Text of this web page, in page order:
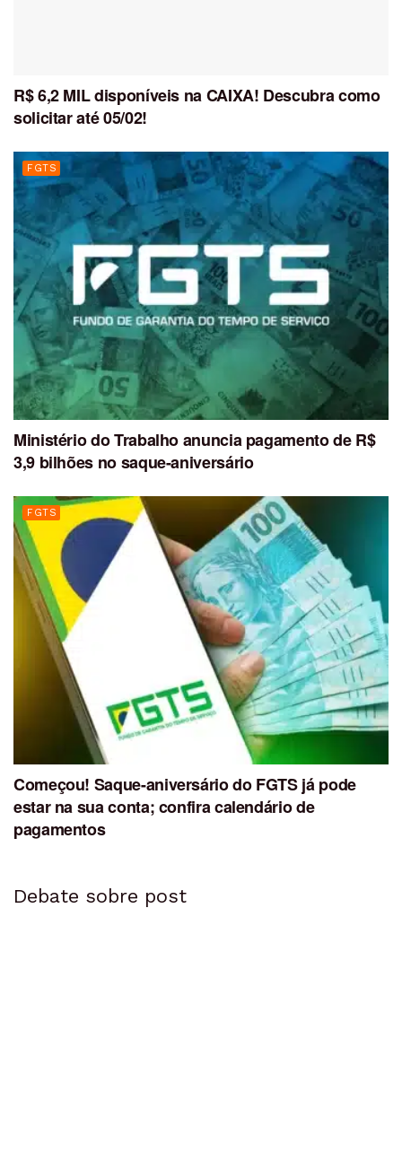
R$ 6,2 MIL disponíveis na CAIXA! Descubra como
solicitar até 05/02!
FGTS
Ministério do Trabalho anuncia pagamento de R$
3,9 bilhões no saque-aniversário
FGTS
Começou! Saque-aniversário do FGTS já pode
estar na sua conta; confira calendário de
pagamentos
Debate sobre post